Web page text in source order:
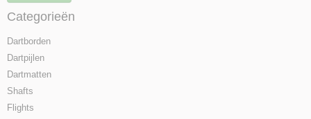
Categorieën
Dartborden
Dartpijlen
Dartmatten
Shafts
Flights